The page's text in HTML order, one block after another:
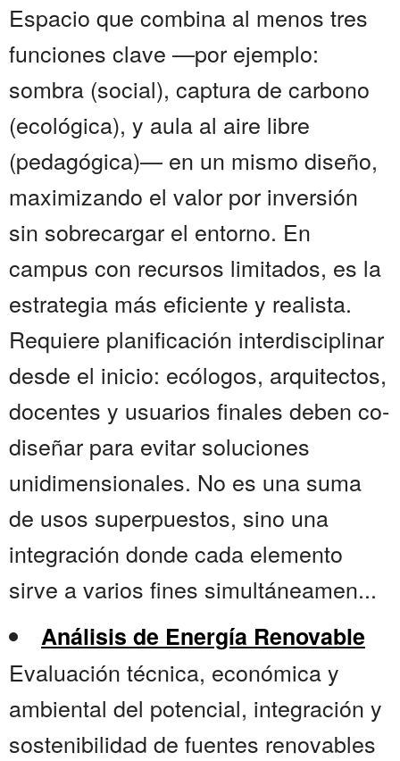
Espacio que combina al menos tres
funciones clave —por ejemplo:
sombra (social), captura de carbono
(ecológica), y aula al aire libre
(pedagógica)— en un mismo diseño,
maximizando el valor por inversión
sin sobrecargar el entorno. En
campus con recursos limitados, es la
estrategia más eficiente y realista.
Requiere planificación interdisciplinar
desde el inicio: ecólogos, arquitectos,
docentes y usuarios finales deben co-
diseñar para evitar soluciones
unidimensionales. No es una suma
de usos superpuestos, sino una
integración donde cada elemento
sirve a varios fines simultáneamen...
Análisis de Energía Renovable
Evaluación técnica, económica y
ambiental del potencial, integración y
sostenibilidad de fuentes renovables